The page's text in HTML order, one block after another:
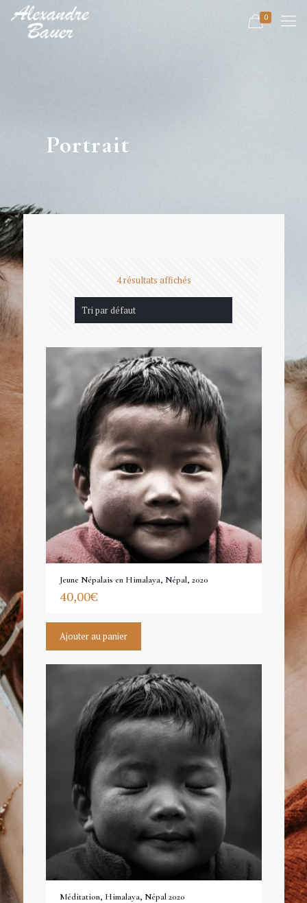
0
Portrait
4 résultats affichés
Jeune Népalais en Himalaya, Népal, 2020
40,00€
Ajouter au panier
Méditation, Himalaya, Népal 2020